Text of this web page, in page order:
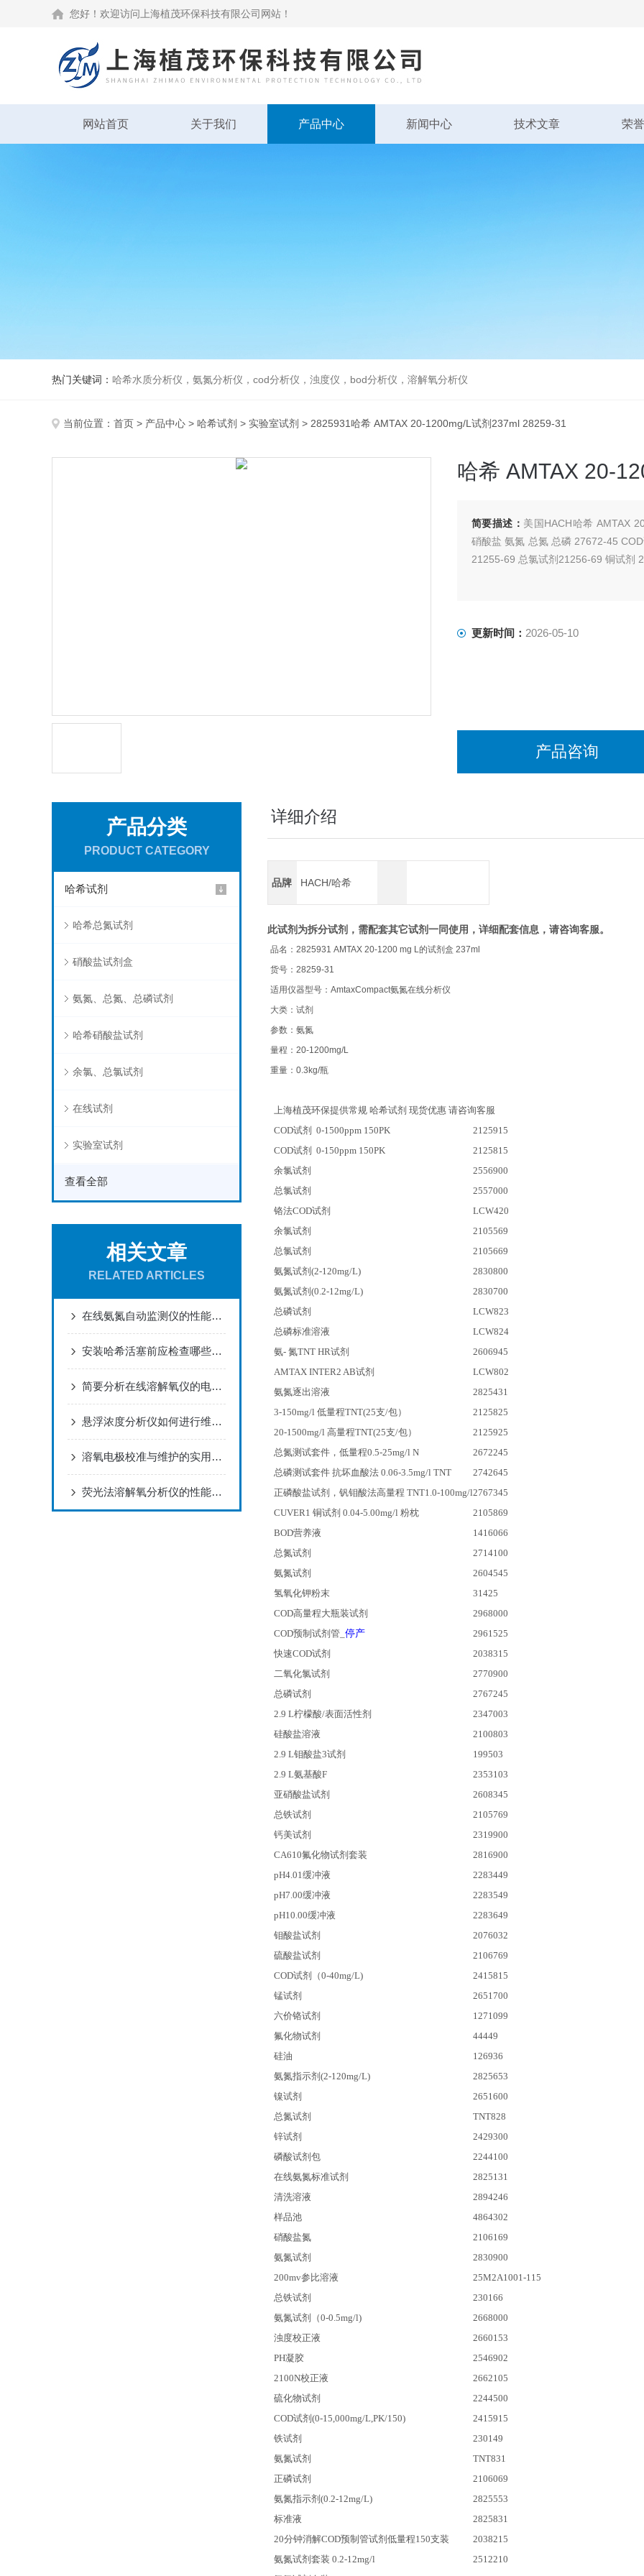
您好！欢迎访问上海植茂环保科技有限公司网站！
网站首页 关于我们 产品中心 新闻中心 技术文章 荣
热门关键词： 哈希水质分析仪，氨氮分析仪，cod分析仪，浊度仪，bod分析仪，溶解氧分析仪
当前位置： 首页 > 产品中心 > 哈希试剂 > 实验室试剂 > 2825931哈希 AMTAX 20-1200mg/L试剂237ml 28259-31
哈希 AMTAX 20-
简要描述： 美国HACH哈希 AMTAX
硝酸盐 氨氮 总氮 总磷 27672-45
21255-69 总氯试剂21256-69 铜试剂
更新时间： 2026-05-10
产品咨询
产品分类
PRODUCT CATEGORY
哈希试剂
哈希总氮试剂
硝酸盐试剂盒
氨氮、总氮、总磷试剂
哈希硝酸盐试剂
余氯、总氯试剂
在线试剂
实验室试剂
查看全部
相关文章
RELATED ARTICLES
在线氨氮自动监测仪的性能特点
安装哈希活塞前应检查哪些内容？
简要分析在线溶解氧仪的电极维护方法
悬浮浓度分析仪如何进行维护和保养？
溶氧电极校准与维护的实用指南
荧光法溶解氧分析仪的性能特点
详细介绍
品牌 HACH/哈希
此试剂为拆分试剂，需配套其它试剂一同使用，详细配套信息，请咨询客服。
品名：2825931 AMTAX 20-1200 mg L的试剂盒 237ml
货号：28259-31
适用仪器型号：AmtaxCompact氨氮在线分析仪
大类：试剂
参数：氨氮
量程：20-1200mg/L
重量：0.3kg/瓶
上海植茂环保提供常规 哈希试剂 现货优惠 请咨询客服
COD试剂 0-1500ppm 150PK
2125915
COD试剂 0-150ppm 150PK
2125815
余氯试剂
2556900
总氯试剂
2557000
铬法COD试剂
LCW420
余氯试剂
2105569
总氯试剂
2105669
氨氮试剂(2-120mg/L)
2830800
氨氮试剂(0.2-12mg/L)
2830700
总磷试剂
LCW823
总磷标准溶液
LCW824
氨- 氮TNT HR试剂
2606945
AMTAX INTER2 AB试剂
LCW802
氨氮逐出溶液
2825431
3-150mg/l 低量程TNT(25支/包）
2125825
20-1500mg/l 高量程TNT(25支/包）
2125925
总氮测试套件，低量程0.5-25mg/l N
2672245
总磷测试套件 抗坏血酸法 0.06-3.5mg/l TNT
2742645
正磷酸盐试剂，钒钼酸法高量程 TNT1.0-100mg/l2767345
CUVER1 铜试剂 0.04-5.00mg/l 粉枕
2105869
BOD营养液
1416066
总氮试剂
2714100
氨氮试剂
2604545
氢氧化钾粉末
31425
COD高量程大瓶装试剂
2968000
COD预制试剂管_ 停产
2961525
快速COD试剂
2038315
二氧化氯试剂
2770900
总磷试剂
2767245
2.9 L柠檬酸/表面活性剂
2347003
硅酸盐溶液
2100803
2.9 L钼酸盐3试剂
199503
2.9 L氨基酸F
2353103
亚硝酸盐试剂
2608345
总铁试剂
2105769
钙美试剂
2319900
CA610氟化物试剂套装
2816900
pH4.01缓冲液
2283449
pH7.00缓冲液
2283549
pH10.00缓冲液
2283649
钼酸盐试剂
2076032
硫酸盐试剂
2106769
COD试剂（0-40mg/L)
2415815
锰试剂
2651700
六价铬试剂
1271099
氟化物试剂
44449
硅油
126936
氨氮指示剂(2-120mg/L)
2825653
镍试剂
2651600
总氮试剂
TNT828
锌试剂
2429300
磷酸试剂包
2244100
在线氨氮标准试剂
2825131
清洗溶液
2894246
样品池
4864302
硝酸盐氮
2106169
氨氮试剂
2830900
200mv参比溶液
25M2A1001-115
总铁试剂
230166
氨氮试剂（0-0.5mg/l)
2668000
浊度校正液
2660153
PH凝胶
2546902
2100N校正液
2662105
硫化物试剂
2244500
COD试剂(0-15,000mg/L,PK/150)
2415915
铁试剂
230149
氨氮试剂
TNT831
正磷试剂
2106069
氨氮指示剂(0.2-12mg/L)
2825553
标准液
2825831
20分钟消解COD预制管试剂低量程150支装
2038215
氨氮试剂套装 0.2-12mg/l
2512210